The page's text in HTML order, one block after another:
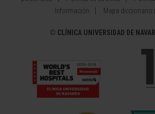
Información
Mapa diccionario
© CLÍNICA UNIVERSIDAD DE